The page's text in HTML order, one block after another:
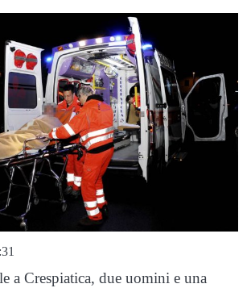
a Crespiatica, due uomini e una